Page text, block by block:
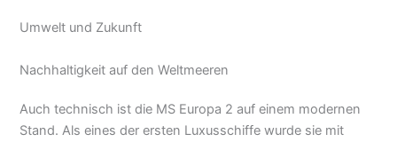
Umwelt und Zukunft
Nachhaltigkeit auf den Weltmeeren
Auch technisch ist die MS Europa 2 auf einem modernen
Stand. Als eines der ersten Luxusschiffe wurde sie mit